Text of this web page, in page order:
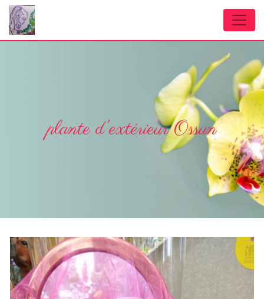
Panneau de gestion des cookies
plante d'extérieur Ossun